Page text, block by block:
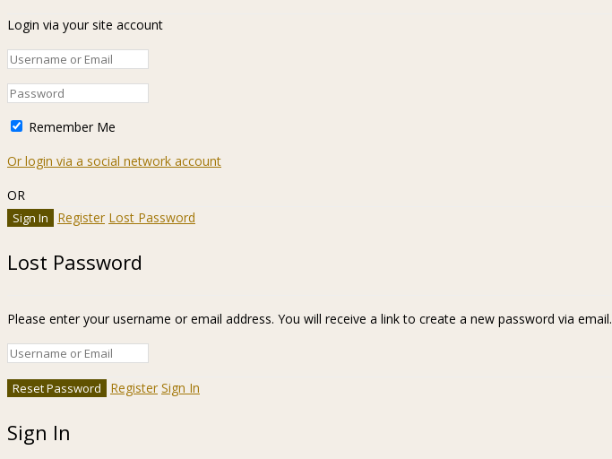
Login via your site account
Remember Me
Or login via a social network account
OR
Register Lost Password
Lost Password
Please enter your username or email address. You will receive a link to create a new password via email.
Register Sign In
Sign In